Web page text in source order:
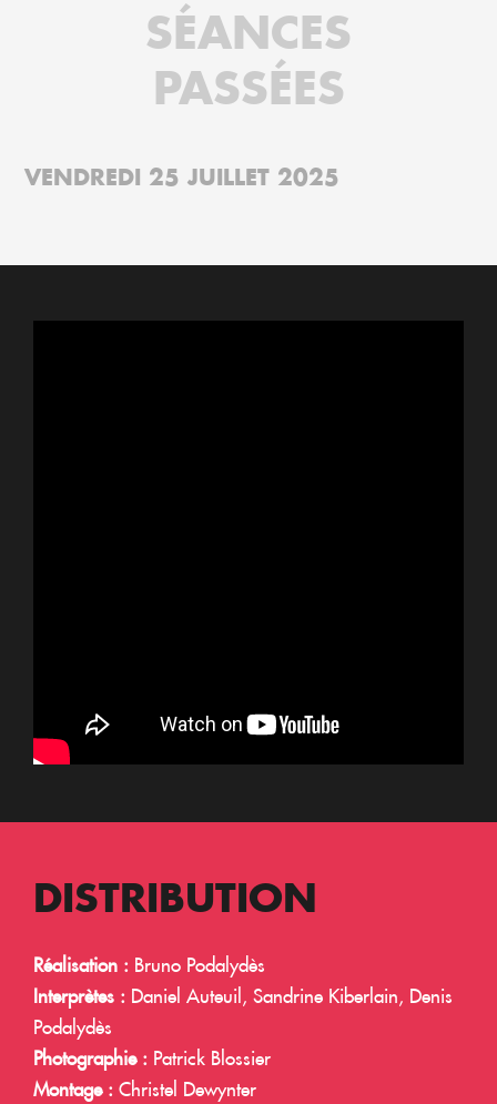
SÉANCES
PASSÉES
VENDREDI 25 JUILLET 2025
DISTRIBUTION
Réalisation : Bruno Podalydès
Interprètes : Daniel Auteuil, Sandrine Kiberlain, Denis
Podalydès
Photographie : Patrick Blossier
Montage : Christel Dewynter